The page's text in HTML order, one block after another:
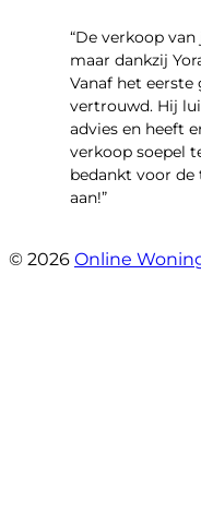
“​De verkoop
maar dankzij
Vanaf het eerste
vertrouwd. Hij
advies en heeft
verkoop soepel
bedankt voor de
aan!”
© 2026 Online